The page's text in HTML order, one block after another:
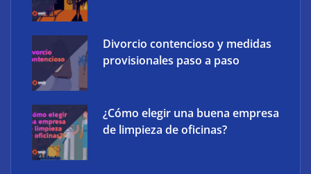
Divorcio contencioso y medidas
provisionales paso a paso
¿Cómo elegir una buena empresa
de limpieza de oficinas?